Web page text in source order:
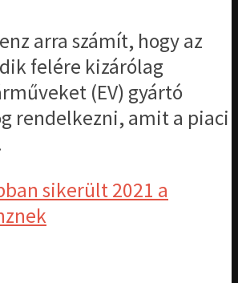
arra számít, hogy az
felére kizárólag
(EV) gyártó
rendelkezni, amit a piaci